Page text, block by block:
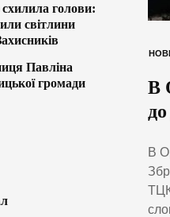
В
В
голови:
світлини
Павліна
громади